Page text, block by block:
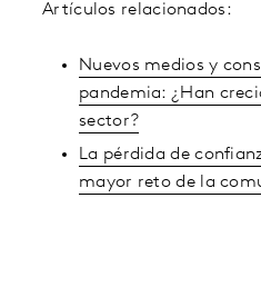
Artículos relacionados:
Nuevos medios y
pandemia: ¿Han
sector?
La pérdida de
mayor reto de la